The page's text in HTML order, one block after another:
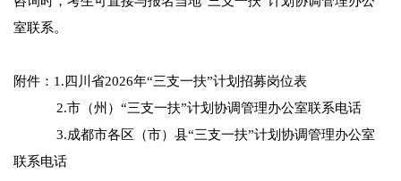
室联系。
附件：1.四川省2026年“三支一扶”计划招募岗位表
2.市（州）“三支一扶”计划协调管理办公室联系电话
3.成都市各区（市）县“三支一扶”计划协调管理办公室
联系电话